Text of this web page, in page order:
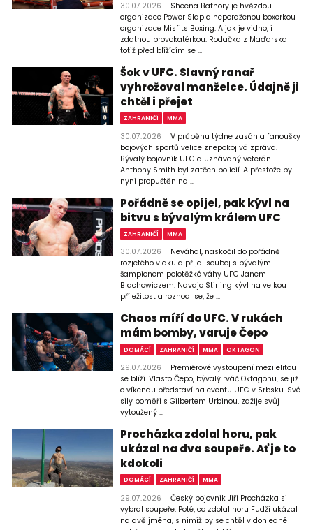
30.07.2026
Sheena Bathory je hvězdou
organizace Power Slap a neporaženou boxerkou
organizace Misfits Boxing. A jak je vidno, i
zdatnou provokatérkou. Rodačka z Maďarska
totiž před blížícím se ...
Šok v UFC. Slavný ranař
vyhrožoval manželce. Údajně ji
chtěl i přejet
ZAHRANIČÍ MMA
30.07.2026
V průběhu týdne zasáhla fanoušky
bojových sportů velice znepokojivá zpráva.
Bývalý bojovník UFC a uznávaný veterán
Anthony Smith byl zatčen policií. A přestože byl
nyní propuštěn na ...
Pořádně se opíjel, pak kývl na
bitvu s bývalým králem UFC
ZAHRANIČÍ MMA
30.07.2026
Neváhal, naskočil do pořádně
rozjetého vlaku a přijal souboj s bývalým
šampionem polotěžké váhy UFC Janem
Blachowiczem. Navajo Stirling kývl na velkou
příležitost a rozhodl se, že ...
Chaos míří do UFC. V rukách
mám bomby, varuje Čepo
DOMÁCÍ ZAHRANIČÍ MMA OKTAGON
29.07.2026
Premiérové vystoupení mezi elitou
se blíží. Vlasto Čepo, bývalý rváč Oktagonu, se již
o víkendu představí na eventu UFC v Srbsku. Své
síly poměří s Gilbertem Urbinou, zažije svůj
vytoužený ...
Procházka zdolal horu, pak
ukázal na dva soupeře. Ať je to
kdokoli
DOMÁCÍ ZAHRANIČÍ MMA
29.07.2026
Český bojovník Jiří Procházka si
vybral soupeře. Poté, co zdolal horu Fudži ukázal
na dvě jména, s nimiž by se chtěl v dohledné